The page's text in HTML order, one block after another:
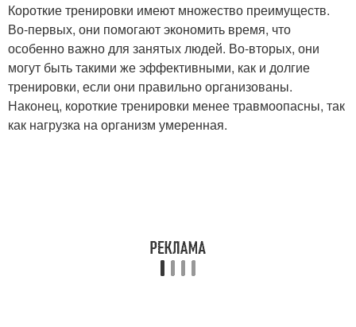
Короткие тренировки имеют множество преимуществ.
Во-первых, они помогают экономить время, что
особенно важно для занятых людей. Во-вторых, они
могут быть такими же эффективными, как и долгие
тренировки, если они правильно организованы.
Наконец, короткие тренировки менее травмоопасны, так
как нагрузка на организм умеренная.